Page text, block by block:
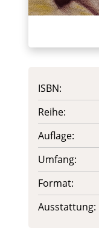
ISBN:
Reihe:
Auflage:
Umfang:
Format:
Ausstattung: